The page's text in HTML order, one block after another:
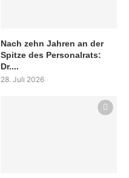
Nach zehn Jahren an der
Spitze des Personalrats:
Dr....
28. Juli 2026